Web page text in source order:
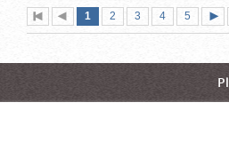
Première
page
Page
précédente
Page
1 (page
actuelle)
Page
2 Page
3 Page
4 Page
5